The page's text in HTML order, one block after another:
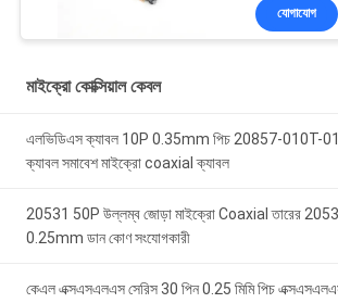
যোগাযোগ
মাইক্রো কোক্সিয়াল কেবল
এলভিডিএস ক্যাবল 10P 0.35mm পিচ 20857-010T-01
ক্যাবল সমাবেশ মাইক্রো coaxial ক্যাবল
20531 50P উল্লম্ব জোড়া মাইক্রো Coaxial তারের
0.25mm ডান কোণ সংযোগকারী
কেএল এক্সএসএলএস সেরিস 30 পিন 0.25 মিমি পিচ